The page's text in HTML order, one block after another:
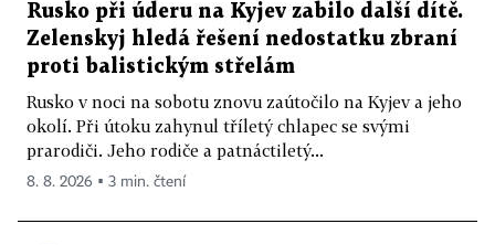
Rusko při úderu na Kyjev zabilo další dítě.
Zelenskyj hledá řešení nedostatku zbraní
proti balistickým střelám
Rusko v noci na sobotu znovu zaútočilo na Kyjev a jeho
okolí. Při útoku zahynul tříletý chlapec se svými
prarodiči. Jeho rodiče a patnáctiletý...
8. 8. 2026 ▪ 3 min. čtení